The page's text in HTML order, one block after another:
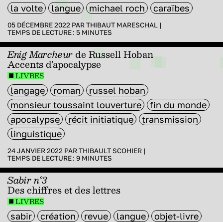
la volte langue michael roch caraïbes
05 DÉCEMBRE 2022 PARTHIBAUT MARESCHAL |
TEMPS DE LECTURE : 5 MINUTES
Enig Marcheurde Russell Hoban
Accents d’apocalypse
LIVRES
langage roman
russel hoban
monsieur toussaint louverture
fin du monde
apocalypse
récit initiatique
transmission
linguistique
24 JANVIER 2022 PARTHIBAULT SCOHIER |
TEMPS DE LECTURE : 9 MINUTES
Sabir n°3
Des chiffres et des lettres
LIVRES
sabir création revue langue
objet-livre